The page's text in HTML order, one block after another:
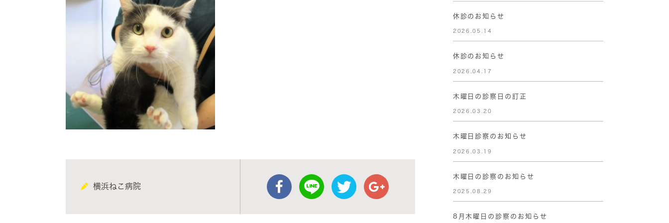
横浜ねこ病院
休診のお知らせ
2026.05.14
休診のお知らせ
2026.04.17
木曜日の診察日の訂正
2026.03.20
木曜日診察のお知らせ
2026.03.19
木曜日の診察のお知らせ
2025.08.29
8月木曜日の診察のお知らせ